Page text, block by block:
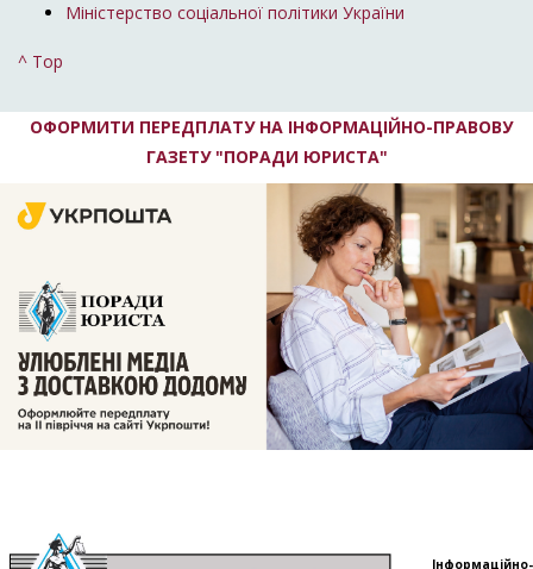
Міністерство соціальної політики України
^ Top
ОФОРМИТИ ПЕРЕДПЛАТУ НА ІНФОРМАЦІЙНО-ПРАВОВУ
ГАЗЕТУ "ПОРАДИ ЮРИСТА"
Інформаційно-